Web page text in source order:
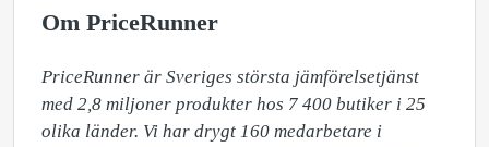
Om PriceRunner
PriceRunner är Sveriges största jämförelsetjänst
med 2,8 miljoner produkter hos 7 400 butiker i 25
olika länder. Vi har drygt 160 medarbetare i